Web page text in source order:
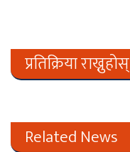
प्रतिक्रिया राख्नुहोस्
Related News